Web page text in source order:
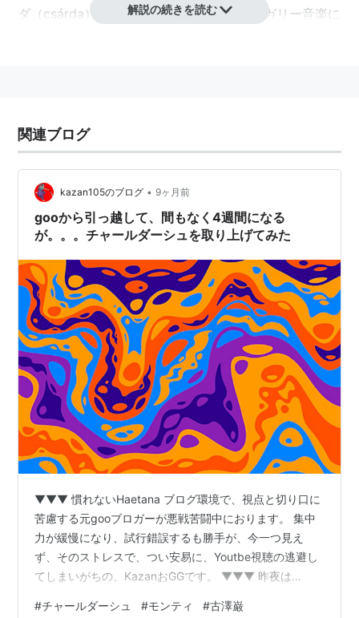
ダ（csárda）に由来するが、実際にはハンガリー音楽に
解説の続きを読む
関連ブログ
kazan105のブログ • 9ヶ月前
gooから引っ越して、間もなく4週間になる
が。。。チャールダーシュを取り上げてみた
▼▼▼ 慣れないHaetana ブログ環境で、視点と切り口に
苦慮する元gooブロガーが悪戦苦闘中におります。 集中
力が緩慢になり、試行錯誤するも勝手が、今一つ見え
ず、そのストレスで、つい安易に、Youtbe視聴の逃避し
てしまいがちの、KazanおGGです。 ▼▼▼ 昨夜は
ページに露出したのが、 モンティ: 【チャールダーシ
#チャールダーシュ #モンティ #古澤巌